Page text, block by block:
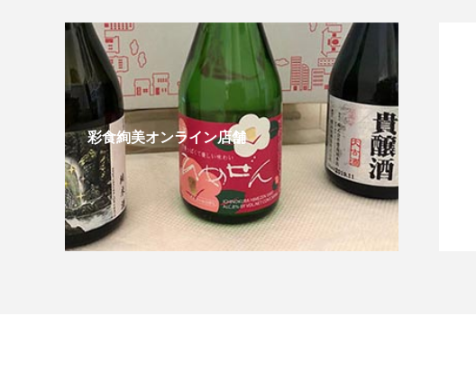
彩食絢美オンライン店舗